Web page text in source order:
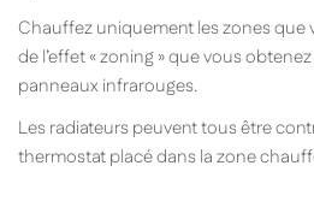
Chauffez uniquement les zones que
de l’effet « zoning » que vous
panneaux infrarouges.
Les radiateurs peuvent tous être
thermostat placé dans la zone